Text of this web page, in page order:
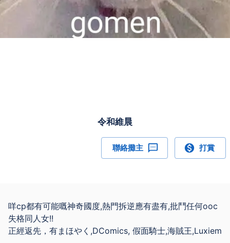
令和維晨
聯絡攤主 打賞
咩cp都有可能嘅神奇國度,熱門拆逆應有盡有,批鬥任何ooc
失格同人女!!
正經返先，有まほやく,DComics, 假面騎士,海賊王,Luxiem